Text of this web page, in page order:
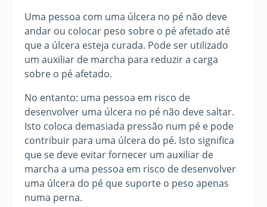
Uma pessoa com uma úlcera no pé não deve
andar ou colocar peso sobre o pé afetado até
que a úlcera esteja curada. Pode ser utilizado
um auxiliar de marcha para reduzir a carga
sobre o pé afetado.
No entanto: uma pessoa em risco de
desenvolver uma úlcera no pé não deve saltar.
Isto coloca demasiada pressão num pé e pode
contribuir para uma úlcera do pé. Isto significa
que se deve evitar fornecer um auxiliar de
marcha a uma pessoa em risco de desenvolver
uma úlcera do pé que suporte o peso apenas
numa perna.